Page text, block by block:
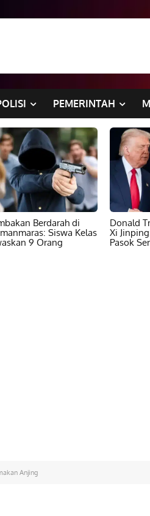
PEMERINTAH
Berdarah di
Siswa Kelas
9 Orang
Donald
Xi
Pasok
Anjing